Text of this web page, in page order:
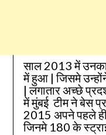
साल 2013 में उनका
में हुआ | जिसमे
| लगातार अच्छे
में मुंबई टीम ने बेस
2015 अपने पहले
जिनमे 180 के